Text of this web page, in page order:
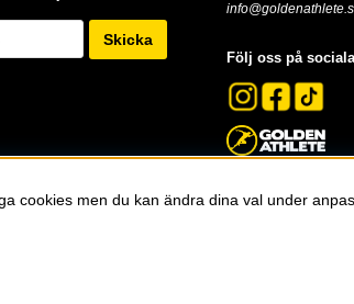
Skicka
Följ oss på
cookies men du kan ändra dina val under